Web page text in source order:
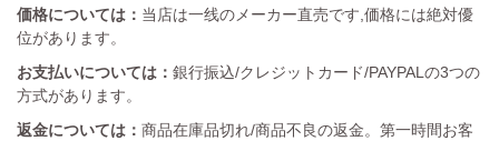
価格については： 当店は一线のメーカー直売です,価格には絶対優
位があります。
お支払いについては： 銀行振込/クレジットカード/PAYPALの3つの
方式があります。
返金については： 商品在庫品切れ/商品不良の返金。第一時間お客